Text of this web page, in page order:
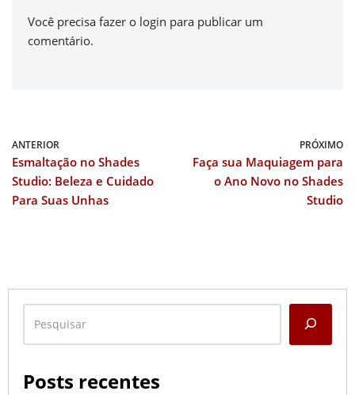
Você precisa fazer o login para publicar um
comentário.
ANTERIOR
Esmaltação no Shades
Studio: Beleza e Cuidado
Para Suas Unhas
PRÓXIMO
Faça sua Maquiagem para
o Ano Novo no Shades
Studio
Posts recentes